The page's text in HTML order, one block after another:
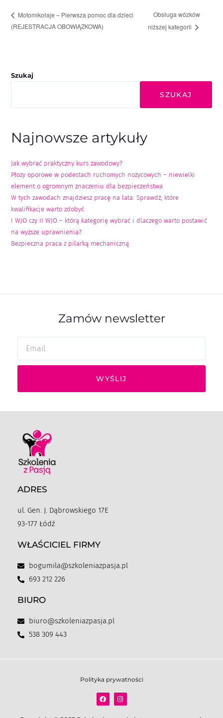
Motomikołaje – Pierwsza pomoc dla dzieci
(REJESTRACJA OBOWIĄZKOWA)
Obsługa wózków
niższej kategorii
Szukaj
SZUKAJ
Najnowsze artykuły
Jak wybrać praktyczny kurs zawodowy?
Płozy oporowe w podestach ruchomych nożycowych – niewielki
element o ogromnym znaczeniu dla bezpieczeństwa
W tych zawodach znajdziesz pracę na lata. Sprawdź, które
kwalifikacje warto zdobyć
I WJO czy II WJO – którą kategorię wybrać i dlaczego warto postawić
na wyższe uprawnienia?
Bezpieczna praca z pilarką mechaniczną
Zamów newsletter
WYŚLIJ
ADRES
ul. Gen. J. Dąbrowskiego 17E
93-177 Łódź
WŁAŚCICIEL FIRMY
bogumila@szkoleniazpasja.pl
693 212 226
BIURO
biuro@szkoleniazpasja.pl
538 309 443
Polityka prywatności